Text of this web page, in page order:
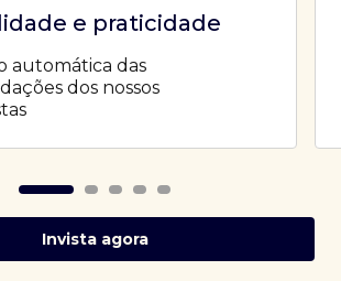
e praticidade
automática das
dos nossos
Invista agora